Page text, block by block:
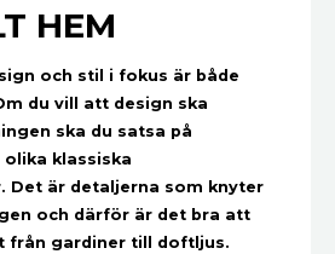
HEM
och stil i fokus är både
du vill att design ska
ska du satsa på
klassiska
Det är detaljerna som knyter
och därför är det bra att
från gardiner till doftljus.